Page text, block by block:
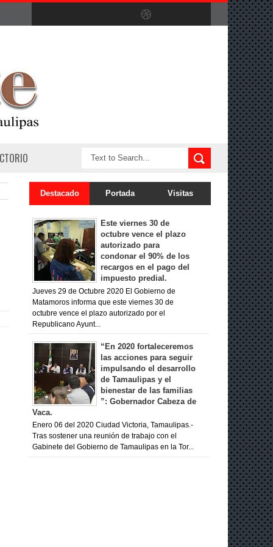
Destacado Portada Visitas
Este viernes 30 de
octubre vence el plazo
autorizado para
condonar el 90% de los
recargos en el pago del
impuesto predial.
Jueves 29 de Octubre 2020 El Gobierno de
Matamoros informa que este viernes 30 de
octubre vence el plazo autorizado por el
Republicano Ayunt...
“En 2020 fortaleceremos
las acciones para seguir
impulsando el desarrollo
de Tamaulipas y el
bienestar de las familias
”: Gobernador Cabeza de
Vaca.
Enero 06 del 2020 Ciudad Victoria, Tamaulipas.-
Tras sostener una reunión de trabajo con el
Gabinete del Gobierno de Tamaulipas en la Tor...